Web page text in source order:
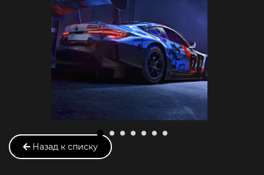
Назад к списку